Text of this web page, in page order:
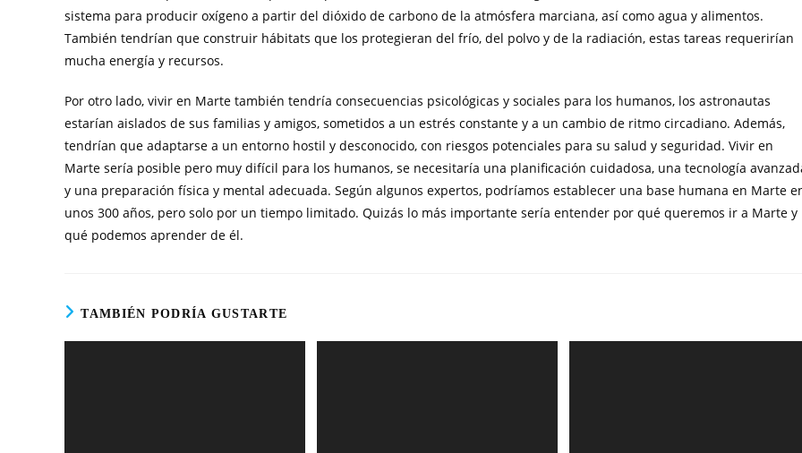
sistema para producir oxígeno a partir del dióxido de carbono de la atmósfera marciana, así como agua y alimentos.
También tendrían que construir hábitats que los protegieran del frío, del polvo y de la radiación, estas tareas requerirían
mucha energía y recursos.
Por otro lado, vivir en Marte también tendría consecuencias psicológicas y sociales para los humanos, los astronautas
estarían aislados de sus familias y amigos, sometidos a un estrés constante y a un cambio de ritmo circadiano. Además,
tendrían que adaptarse a un entorno hostil y desconocido, con riesgos potenciales para su salud y seguridad. Vivir en
Marte sería posible pero muy difícil para los humanos, se necesitaría una planificación cuidadosa, una tecnología
y una preparación física y mental adecuada. Según algunos expertos, podríamos establecer una base humana en Marte
unos 300 años, pero solo por un tiempo limitado. Quizás lo más importante sería entender por qué queremos ir a Marte y
qué podemos aprender de él.
TAMBIÉN PODRÍA GUSTARTE